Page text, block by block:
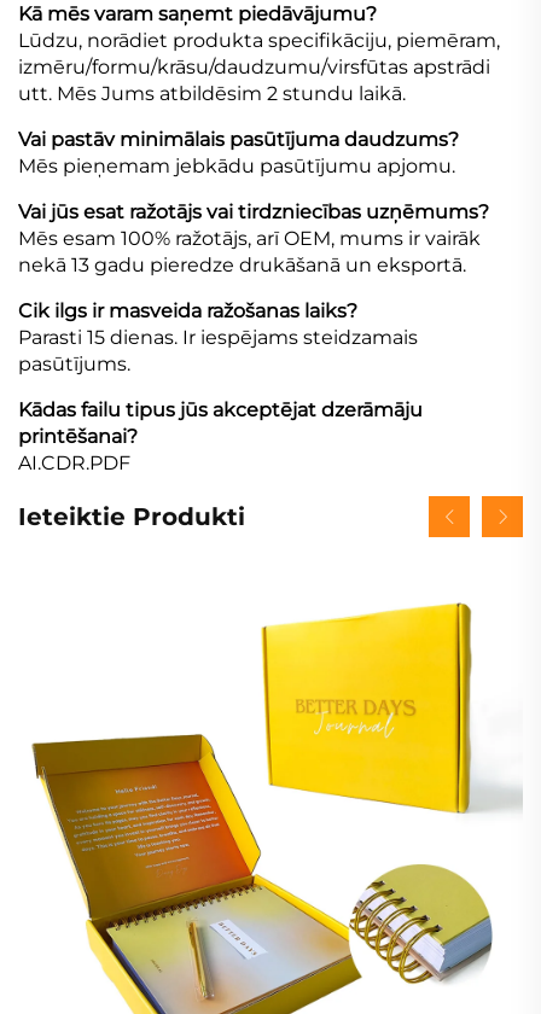
Kā mēs varam saņemt piedāvājumu?
Lūdzu, norādiet produkta specifikāciju, piemēram,
izmēru/formu/krāsu/daudzumu/virsfūtas apstrādi
utt. Mēs Jums atbildēsim 2 stundu laikā.
Vai pastāv minimālais pasūtījuma daudzums?
Mēs pieņemam jebkādu pasūtījumu apjomu.
Vai jūs esat ražotājs vai tirdzniecības uzņēmums?
Mēs esam 100% ražotājs, arī OEM, mums ir vairāk
nekā 13 gadu pieredze drukāšanā un eksportā.
Cik ilgs ir masveida ražošanas laiks?
Parasti 15 dienas. Ir iespējams steidzamais
pasūtījums.
Kādas failu tipus jūs akceptējat dzerāmāju
printēšanai?
AI.CDR.PDF
Ieteiktie Produkti